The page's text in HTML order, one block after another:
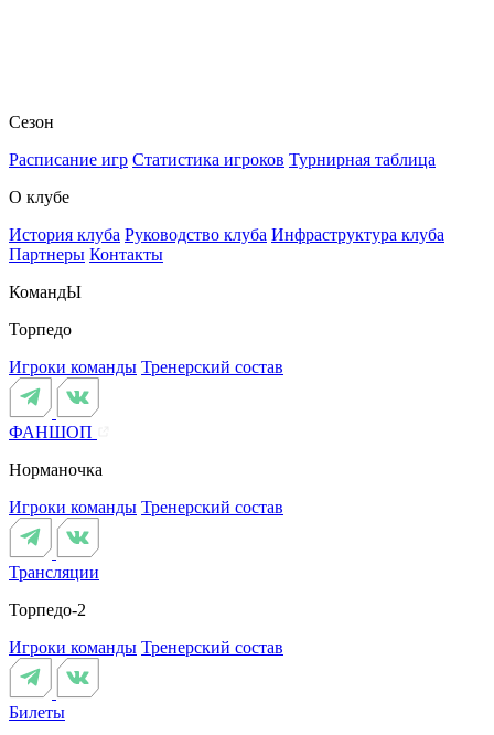
Сезон
Расписание игр Статистика игроков Турнирная таблица
О клубе
История клуба Руководство клуба Инфраструктура клуба
Партнеры Контакты
КомандЫ
Торпедо
Игроки команды Тренерский состав
ФАНШОП
Норманочка
Игроки команды Тренерский состав
Трансляции
Торпедо-2
Игроки команды Тренерский состав
Билеты